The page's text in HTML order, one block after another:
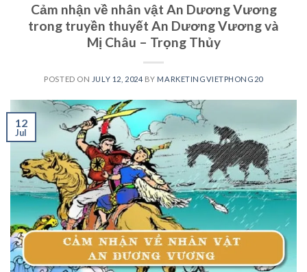
Cảm nhận về nhân vật An Dương Vương
trong truyền thuyết An Dương Vương và
Mị Châu – Trọng Thủy
POSTED ON JULY 12, 2024 BY MARKETINGVIETPHONG20
12
Jul